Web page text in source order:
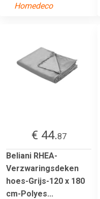
Homedeco
€ 44.87
Beliani RHEA-
Verzwaringsdeken
hoes-Grijs-120 x 180
cm-Polyes...